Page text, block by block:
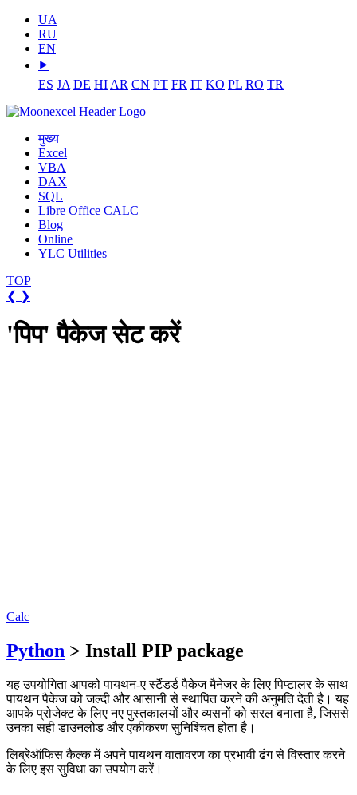
UA
RU
EN
⯈
ES JA DE HI AR CN PT FR IT KO PL RO TR
मुख्य
Excel
VBA
DAX
SQL
Libre Office CALC
Blog
Online
YLC Utilities
TOP
❮ ❯
'पिप' पैकेज सेट करें
Calc
Python > Install PIP package
यह उपयोगिता आपको पायथन-ए स्टैंडर्ड पैकेज मैनेजर के लिए पिप्टालर के साथ
पायथन पैकेज को जल्दी और आसानी से स्थापित करने की अनुमति देती है। यह
आपके प्रोजेक्ट के लिए नए पुस्तकालयों और व्यसनों को सरल बनाता है, जिससे
उनका सही डाउनलोड और एकीकरण सुनिश्चित होता है।
लिब्रेऑफिस कैल्क में अपने पायथन वातावरण का प्रभावी ढंग से विस्तार करने
के लिए इस सुविधा का उपयोग करें।